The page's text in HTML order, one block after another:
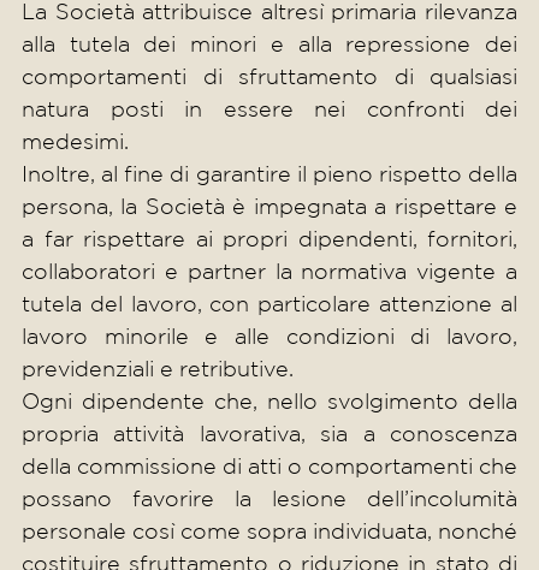
La Società attribuisce altresì primaria rilevanza
alla tutela dei minori e alla repressione dei
comportamenti di sfruttamento di qualsiasi
natura posti in essere nei confronti dei
medesimi.
Inoltre, al fine di garantire il pieno rispetto della
persona, la Società è impegnata a rispettare e
a far rispettare ai propri dipendenti, fornitori,
collaboratori e partner la normativa vigente a
tutela del lavoro, con particolare attenzione al
lavoro minorile e alle condizioni di lavoro,
previdenziali e retributive.
Ogni dipendente che, nello svolgimento della
propria attività lavorativa, sia a conoscenza
della commissione di atti o comportamenti che
possano favorire la lesione dell’incolumità
personale così come sopra individuata, nonché
costituire sfruttamento o riduzione in stato di